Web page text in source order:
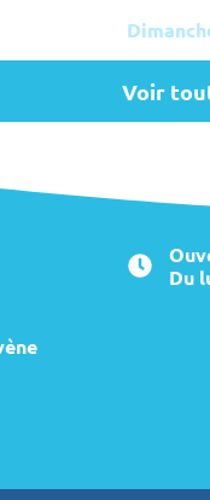
Voir
Du